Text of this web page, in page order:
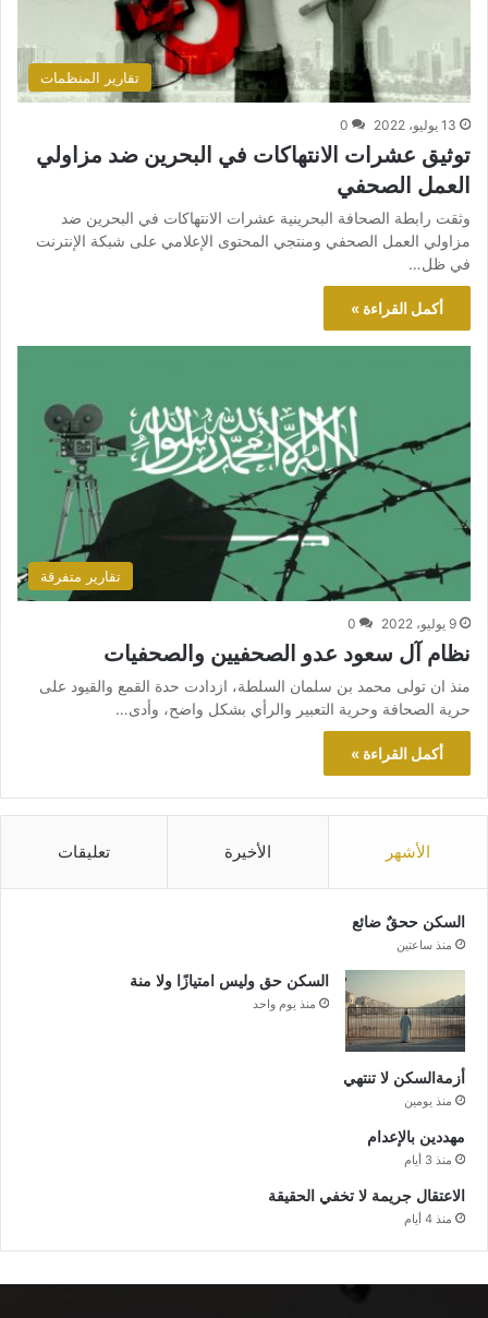
تقارير المنظمات
13 يوليو، 2022 0
توثيق عشرات الانتهاكات في البحرين ضد مزاولي
العمل الصحفي
وثقت رابطة الصحافة البحرينية عشرات الانتهاكات في البحرين ضد
مزاولي العمل الصحفي ومنتجي المحتوى الإعلامي على شبكة الإنترنت
في ظل…
أكمل القراءة »
تقارير متفرقة
9 يوليو، 2022 0
نظام آل سعود عدو الصحفيين والصحفيات
منذ ان تولى محمد بن سلمان السلطة، ازدادت حدة القمع والقيود على
حرية الصحافة وحرية التعبير والرأي بشكل واضح، وأدى…
أكمل القراءة »
الأشهر الأخيرة تعليقات
السكن ححقٌ ضائع
منذ ساعتين
السكن حق وليس امتيازًا ولا منة
منذ يوم واحد
أزمةالسكن لا تنتهي
منذ يومين
مهددين بالإعدام
منذ 3 أيام
الاعتقال جريمة لا تخفي الحقيقة
منذ 4 أيام